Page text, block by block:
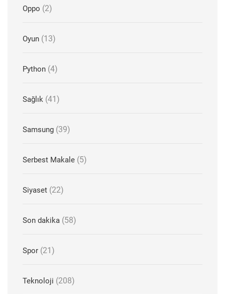
Oppo (2)
Oyun (13)
Python (4)
Sağlık (41)
Samsung (39)
Serbest Makale (5)
Siyaset (22)
Son dakika (58)
Spor (21)
Teknoloji (208)